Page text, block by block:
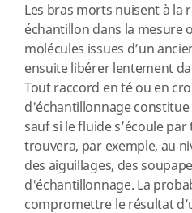
Les bras morts nuisent à la
échantillon dans la mesure
molécules issues d’un
ensuite libérer lentement
Tout raccord en té ou en
d'échantillonnage
sauf si le fluide s’écoule
trouvera, par exemple, au
des aiguillages, des
d'échantillonnage. La
compromettre le résultat